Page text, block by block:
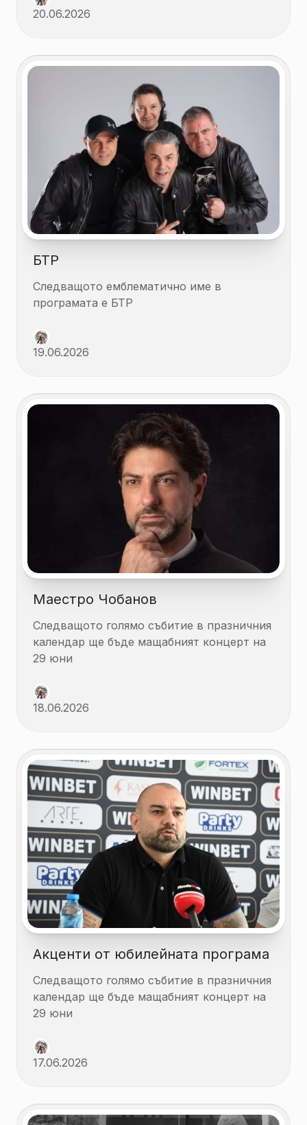
20.06.2026
БТР
Следващото емблематично име в
програмата е БТР
19.06.2026
Маестро Чобанов
Следващото голямо събитие в празничния
календар ще бъде мащабният концерт на
29 юни
18.06.2026
Акценти от юбилейната програма
Следващото голямо събитие в празничния
календар ще бъде мащабният концерт на
29 юни
17.06.2026